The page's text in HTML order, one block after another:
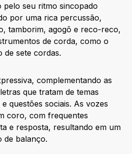
pelo seu ritmo sincopado
por uma rica percussão,
tamborim, agogô e reco-reco,
de corda, como o
de sete cordas.
complementando as
que tratam de temas
questões sociais. As vozes
coro, com frequentes
e resposta, resultando em um
de balanço.